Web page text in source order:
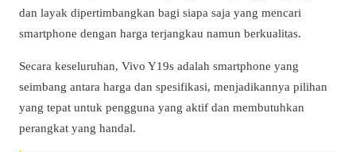
dan layak dipertimbangkan bagi siapa saja yang mencari
smartphone dengan harga terjangkau namun berkualitas.
Secara keseluruhan, Vivo Y19s adalah smartphone yang
seimbang antara harga dan spesifikasi, menjadikannya pilihan
yang tepat untuk pengguna yang aktif dan membutuhkan
perangkat yang handal.